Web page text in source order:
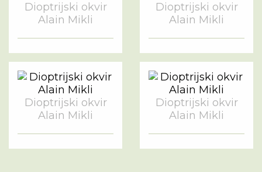
Dioptrijski okvir
Alain Mikli
Dioptrijski okvir
Alain Mikli
Dioptrijski okvir
Alain Mikli
Dioptrijski okvir
Alain Mikli